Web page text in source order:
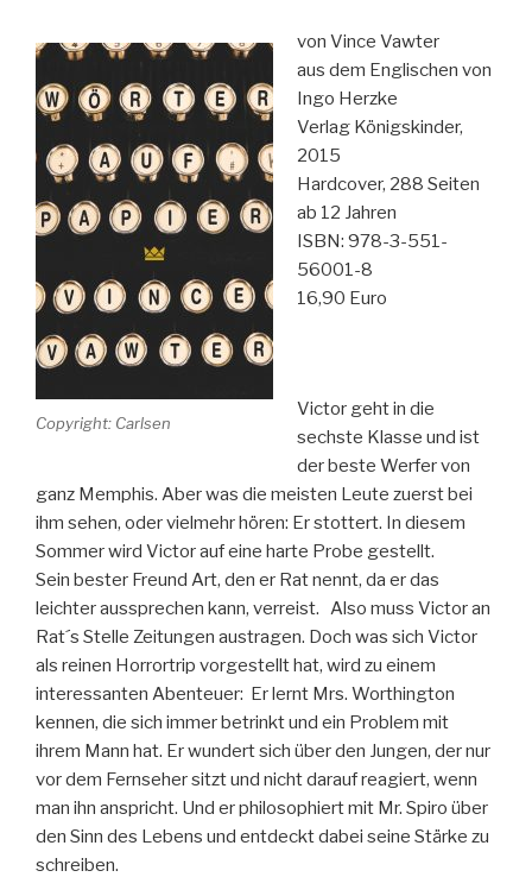
Copyright: Carlsen
von Vince Vawter
aus dem Englischen von
Ingo Herzke
Verlag Königskinder,
2015
Hardcover, 288 Seiten
ab 12 Jahren
ISBN: 978-3-551-
56001-8
16,90 Euro
Victor geht in die
sechste Klasse und ist
der beste Werfer von
ganz Memphis. Aber was die meisten Leute zuerst bei
ihm sehen, oder vielmehr hören: Er stottert. In diesem
Sommer wird Victor auf eine harte Probe gestellt.
Sein bester Freund Art, den er Rat nennt, da er das
leichter aussprechen kann, verreist. Also muss Victor an
Rat´s Stelle Zeitungen austragen. Doch was sich Victor
als reinen Horrortrip vorgestellt hat, wird zu einem
interessanten Abenteuer: Er lernt Mrs. Worthington
kennen, die sich immer betrinkt und ein Problem mit
ihrem Mann hat. Er wundert sich über den Jungen, der nur
vor dem Fernseher sitzt und nicht darauf reagiert, wenn
man ihn anspricht. Und er philosophiert mit Mr. Spiro über
den Sinn des Lebens und entdeckt dabei seine Stärke zu
schreiben.